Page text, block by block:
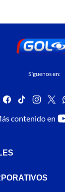
Síguenos en:
facebook
tiktok
contenido en